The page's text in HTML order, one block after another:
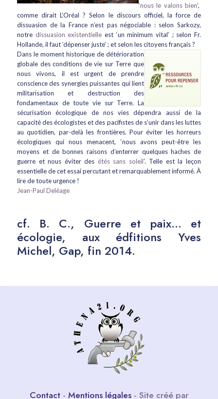
‘nous le valons bien’,
comme dirait L’Oréal ? Selon le discours officiel, la force de
dissuasion de la France n’est pas négociable : selon Sarkozy,
notre dissuasion existentielle est ‘un minimum vital’ ; selon Fr.
Hollande, il faut ‘dépenser juste’ ; et selon les citoyens français ?
Dans le moment historique de détérioration
globale des conditions de vie sur Terre que
nous vivons, il est urgent de prendre
conscience des synergies puissantes qui lient
militarisation et destruction des
fondamentaux de toute vie sur Terre. La
sécurisation écologique de nos vies dépendra aussi de la
capacité des écologistes et des pacifistes de s’unir dans les luttes
au quotidien, par-delà les frontières. Pour éviter les horreurs
écologiques qui nous menacent, ‘nous avons peut-être les
moyens et de bonnes raisons d’enterrer quelques haches de
guerre et nous éviter des étés sans soleil’. Telle est la leçon
essentielle de cet essai percutant et remarquablement informé. À
lire de toute urgence !
Jean-Paul Deléage
cf. B. C., Guerre et paix… et
écologie, aux édfitions Yves
Michel, Gap, fin 2014.
Contact - Mentions légales - Site créé par